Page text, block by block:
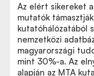
Az elért sikereket
mutatók
kutatóhálózatából
nemzetközi
magyarországi
mint 30%-a. Az
alapján az MTA